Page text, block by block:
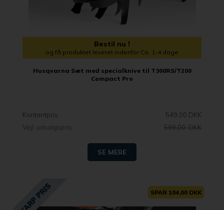
Bestil nu !
og få produktet leveret indenfor Ca. 1-4 dage
Husqvarna Sæt med specialknive til T300RS/T200
Compact Pro
Kontantpris
549,00 DKK
Vejl. udsalgspris
599,00 DKK
SE MERE
SPAR 104,00 DKK